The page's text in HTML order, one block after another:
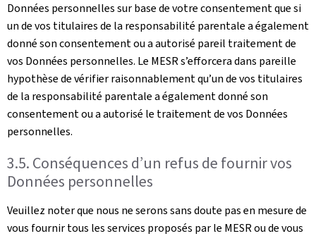
Données personnelles sur base de votre consentement que si
un de vos titulaires de la responsabilité parentale a également
donné son consentement ou a autorisé pareil traitement de
vos Données personnelles. Le MESR s’efforcera dans pareille
hypothèse de vérifier raisonnablement qu’un de vos titulaires
de la responsabilité parentale a également donné son
consentement ou a autorisé le traitement de vos Données
personnelles.
3.5. Conséquences d’un refus de fournir vos
Données personnelles
Veuillez noter que nous ne serons sans doute pas en mesure de
vous fournir tous les services proposés par le MESR ou de vous